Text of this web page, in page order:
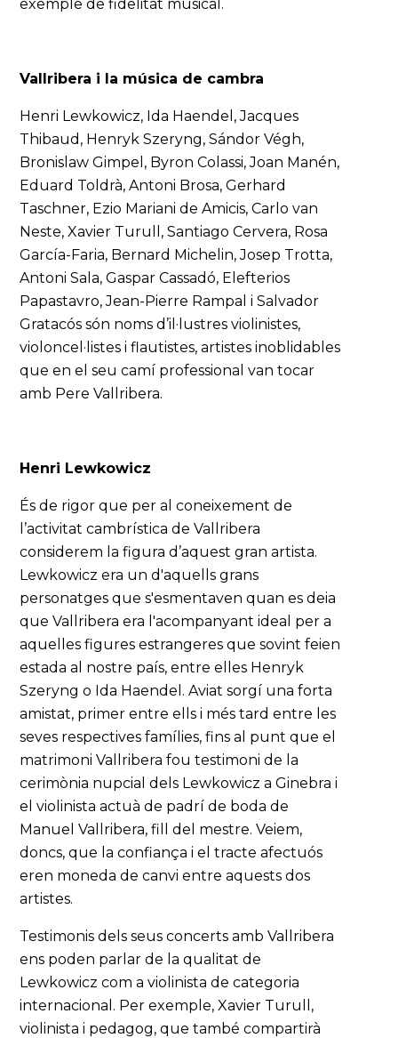
exemple de fidelitat musical.
Vallribera i la música de cambra
Henri Lewkowicz, Ida Haendel, Jacques
Thibaud, Henryk Szeryng, Sándor Végh,
Bronislaw Gimpel, Byron Colassi, Joan Manén,
Eduard Toldrà, Antoni Brosa, Gerhard
Taschner, Ezio Mariani de Amicis, Carlo van
Neste, Xavier Turull, Santiago Cervera, Rosa
García-Faria, Bernard Michelin, Josep Trotta,
Antoni Sala, Gaspar Cassadó, Elefterios
Papastavro, Jean-Pierre Rampal i Salvador
Gratacós són noms d’il·lustres violinistes,
violoncel·listes i flautistes, artistes inoblidables
que en el seu camí professional van tocar
amb Pere Vallribera.
Henri Lewkowicz
És de rigor que per al coneixement de
l’activitat cambrística de Vallribera
considerem la figura d’aquest gran artista.
Lewkowicz era un d'aquells grans
personatges que s'esmentaven quan es deia
que Vallribera era l'acompanyant ideal per a
aquelles figures estrangeres que sovint feien
estada al nostre país, entre elles Henryk
Szeryng o Ida Haendel. Aviat sorgí una forta
amistat, primer entre ells i més tard entre les
seves respectives famílies, fins al punt que el
matrimoni Vallribera fou testimoni de la
cerimònia nupcial dels Lewkowicz a Ginebra i
el violinista actuà de padrí de boda de
Manuel Vallribera, fill del mestre. Veiem,
doncs, que la confiança i el tracte afectuós
eren moneda de canvi entre aquests dos
artistes.
Testimonis dels seus concerts amb Vallribera
ens poden parlar de la qualitat de
Lewkowicz com a violinista de categoria
internacional. Per exemple, Xavier Turull,
violinista i pedagog, que també compartirà